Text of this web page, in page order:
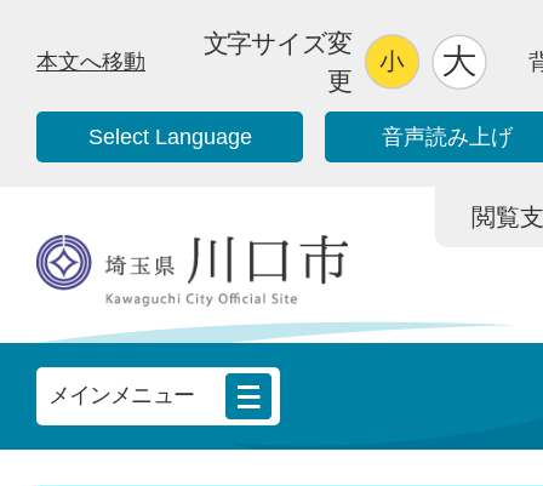
本文へ移動
文字サイズ変
更
Select Language 音声読み上げ
閲覧
メインメニュー